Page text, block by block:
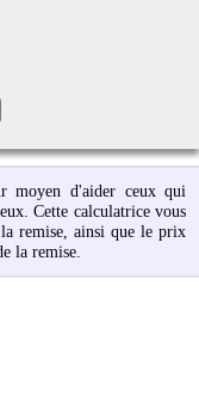
moyen d'aider ceux qui
Cette calculatrice vous
remise, ainsi que le prix
la remise.